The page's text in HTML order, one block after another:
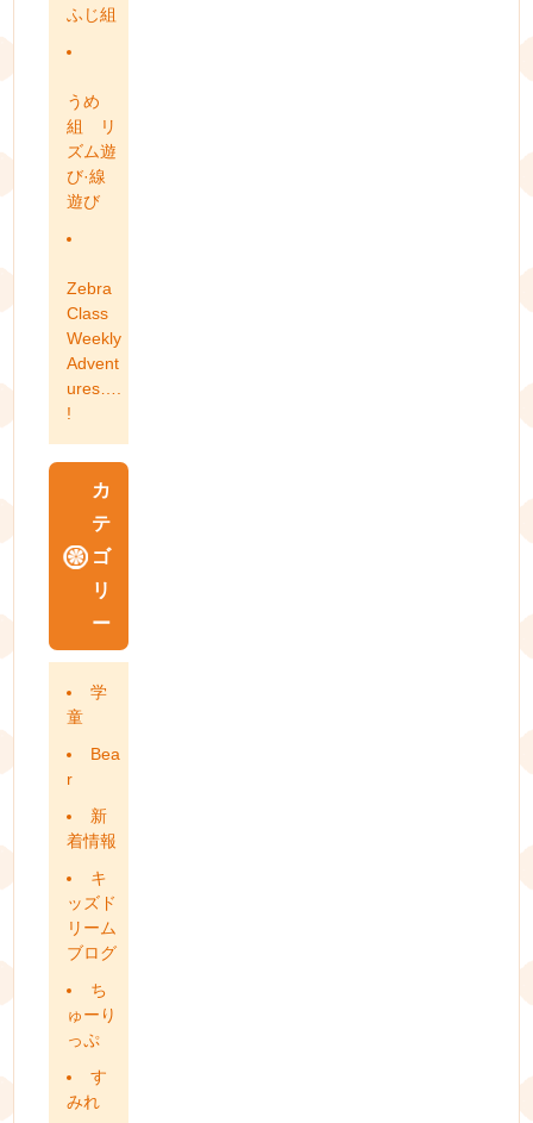
ふじ組
うめ
組 リ
ズム遊
び·線
遊び
Zebra
Class
Weekly
Advent
ures….
!
カ
テ
ゴ
リ
ー
学
童
Bea
r
新
着情報
キ
ッズド
リーム
ブログ
ち
ゅーり
っぷ
す
みれ